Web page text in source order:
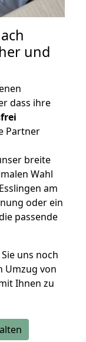
und
dass ihre
Partner
breite
Wahl
am
oder ein
passende
uns noch
Umzug von
Ihnen zu